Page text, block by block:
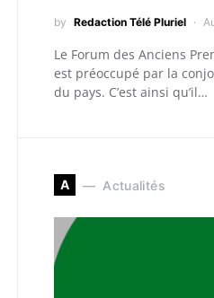
by Redaction Télé Pluriel
Le Forum des Anciens
est préoccupé par la
du pays. C’est ainsi qu’il…
A Actualités